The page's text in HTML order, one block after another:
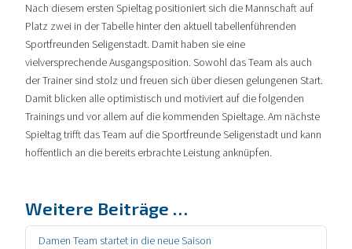
Nach diesem ersten Spieltag positioniert sich die Mannschaft auf
Platz zwei in der Tabelle hinter den aktuell tabellenführenden
Sportfreunden Seligenstadt. Damit haben sie eine
vielversprechende Ausgangsposition. Sowohl das Team als auch
der Trainer sind stolz und freuen sich über diesen gelungenen Start.
Damit blicken alle optimistisch und motiviert auf die folgenden
Trainings und vor allem auf die kommenden Spieltage. Am nächste
Spieltag trifft das Team auf die Sportfreunde Seligenstadt und kann
hoffentlich an die bereits erbrachte Leistung anknüpfen.
Weitere Beiträge …
Damen Team startet in die neue Saison